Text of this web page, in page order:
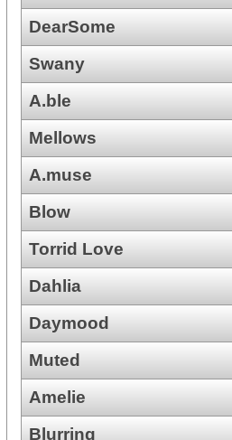
DearSome
Swany
A.ble
Mellows
A.muse
Blow
Torrid Love
Dahlia
Daymood
Muted
Amelie
Blurring